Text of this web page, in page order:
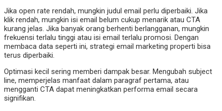
Jika open rate rendah, mungkin judul email perlu diperbaiki. Jika
klik rendah, mungkin isi email belum cukup menarik atau CTA
kurang jelas. Jika banyak orang berhenti berlangganan, mungkin
frekuensi terlalu tinggi atau isi email terlalu promosi. Dengan
membaca data seperti ini, strategi email marketing properti bisa
terus diperbaiki.
Optimasi kecil sering memberi dampak besar. Mengubah subject
line, memperjelas manfaat dalam paragraf pertama, atau
mengganti CTA dapat meningkatkan performa email secara
signifikan.